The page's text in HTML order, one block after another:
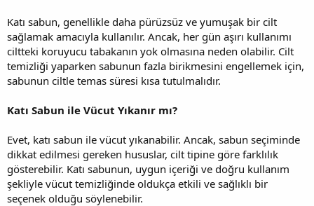
Katı sabun, genellikle daha pürüzsüz ve yumuşak bir cilt
sağlamak amacıyla kullanılır. Ancak, her gün aşırı kullanımı
ciltteki koruyucu tabakanın yok olmasına neden olabilir. Cilt
temizliği yaparken sabunun fazla birikmesini engellemek için,
sabunun ciltle temas süresi kısa tutulmalıdır.
Katı Sabun ile Vücut Yıkanır mı?
Evet, katı sabun ile vücut yıkanabilir. Ancak, sabun seçiminde
dikkat edilmesi gereken hususlar, cilt tipine göre farklılık
gösterebilir. Katı sabunun, uygun içeriği ve doğru kullanım
şekliyle vücut temizliğinde oldukça etkili ve sağlıklı bir
seçenek olduğu söylenebilir.